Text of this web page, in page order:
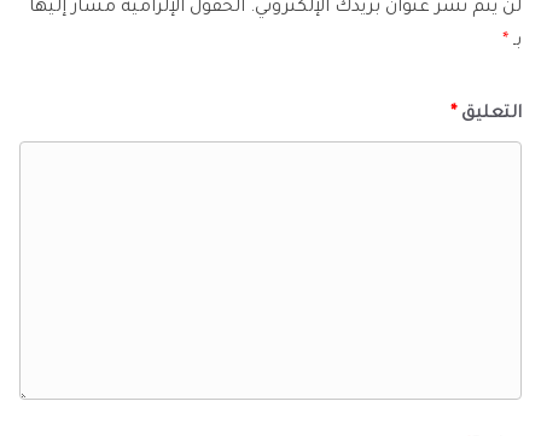
لن يتم نشر عنوان بريدك الإلكتروني. الحقول الإلزامية مشار إليها
بـ *
التعليق *